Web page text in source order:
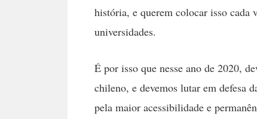
história, e querem colocar isso cada
universidades.
É por isso que nesse ano de 2020,
chileno, e devemos lutar em defesa
pela maior acessibilidade e